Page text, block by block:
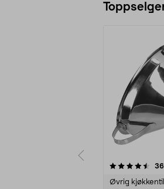
Øvrig
4.0